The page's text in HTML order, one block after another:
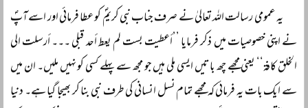
یہ عمومی رسالت اللہ تعالیٰ نے صرف جناب نبی کریمؐ کو عطا فرمائی اور اسے آپؐ
نے اپنی خصوصیات میں ذکر فرمایا ’’أعطیت بست لم یعط أحد قبلی ۔۔۔ أرسلت الی
الخلق کافۃ‘‘ یعنی مجھے چھ باتیں ایسی ملی ہیں جو مجھ سے پہلے کسی کو نہیں ملیں۔ ان میں
سے ایک بات یہ فرمائی کہ مجھے تمام نسل انسانی کی طرف نبی بنا کر بھیجا گیا ہے۔ دنیا